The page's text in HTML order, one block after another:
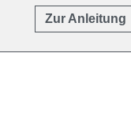
Zur Anleitung